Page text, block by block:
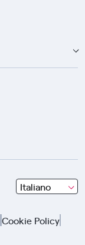
Italiano
seleziona
una
con
Cookie Policy